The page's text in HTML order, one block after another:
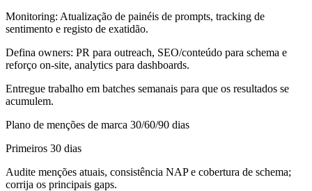
Monitoring: Atualização de painéis de prompts, tracking de
sentimento e registo de exatidão.
Defina owners: PR para outreach, SEO/conteúdo para schema e
reforço on-site, analytics para dashboards.
Entregue trabalho em batches semanais para que os resultados se
acumulem.
Plano de menções de marca 30/60/90 dias
Primeiros 30 dias
Audite menções atuais, consistência NAP e cobertura de schema;
corrija os principais gaps.